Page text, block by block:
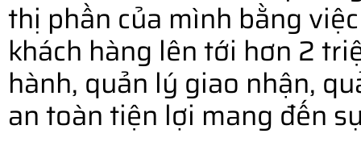
thị phần của mình bằng
khách hàng lên tới hơn 2
hành, quản lý giao nhận,
an toàn tiện lợi mang đến